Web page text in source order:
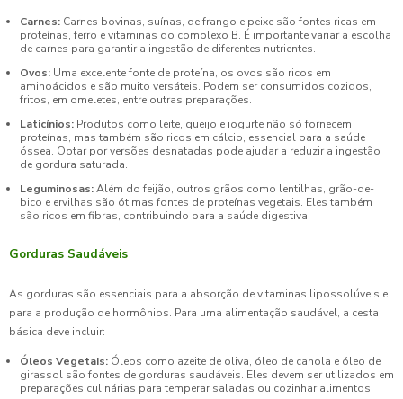
Carnes: Carnes bovinas, suínas, de frango e peixe são fontes ricas em
proteínas, ferro e vitaminas do complexo B. É importante variar a escolha
de carnes para garantir a ingestão de diferentes nutrientes.
Ovos: Uma excelente fonte de proteína, os ovos são ricos em
aminoácidos e são muito versáteis. Podem ser consumidos cozidos,
fritos, em omeletes, entre outras preparações.
Laticínios: Produtos como leite, queijo e iogurte não só fornecem
proteínas, mas também são ricos em cálcio, essencial para a saúde
óssea. Optar por versões desnatadas pode ajudar a reduzir a ingestão
de gordura saturada.
Leguminosas:Além do feijão, outros grãos como lentilhas, grão-de-
bico e ervilhas são ótimas fontes de proteínas vegetais. Eles também
são ricos em fibras, contribuindo para a saúde digestiva.
Gorduras Saudáveis
As gorduras são essenciais para a absorção de vitaminas lipossolúveis e
para a produção de hormônios. Para uma alimentação saudável, a cesta
básica deve incluir:
Óleos Vegetais: Óleos como azeite de oliva, óleo de canola e óleo de
girassol são fontes de gorduras saudáveis. Eles devem ser utilizados em
preparações culinárias para temperar saladas ou cozinhar alimentos.